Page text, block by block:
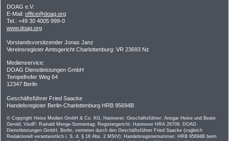
DOAG e.V.
E-Mail: office@doag.org
Tel.: +49 30 4005 999-0
www.doag.org
Vorstandsvorsitzender Jonas Janz
Vereinsregister Amtsgericht Charlottenburg: VR 23693 Nz
Medienservice:
DOAG Dienstleistungen GmbH
Tempelhofer Weg 64
12347 Berlin
Geschäftsführer Fried Saacke
Handelsregister Berlin-Charlottenburg HRB 95694B
© Copyright Heise Medien GmbH & Co. KG, Hannover; Geschäftsführer: Ansgar Heise und Beate
Gerold; VisdP: Rainald Menge-Sonnentag; Registergericht: Hannover HRA 26709; DOAG
Dienstleistungen GmbH, Berlin, vertreten durch den Geschäftsführer Fried Saacke (zugleich
Redaktionell verantwortlich i. S. d. § 18 Abs. 2 MStV); Handelsregisternummer: HRB 95694B beim